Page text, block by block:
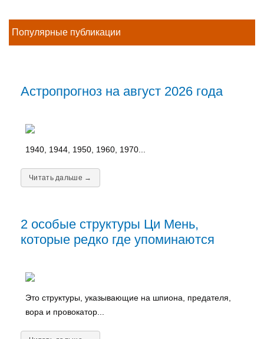
Популярные публикации
Астропрогноз на август 2026 года
1940, 1944, 1950, 1960, 1970...
Читать дальше →
2 особые структуры Ци Мень,
которые редко где упоминаются
Это структуры, указывающие на шпиона, предателя,
вора и провокатор...